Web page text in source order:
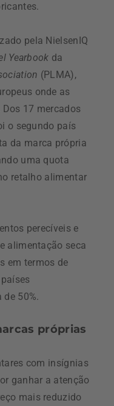
pela NielsenIQ
Yearbook da
(PLMA),
onde as
17 mercados
o segundo país
da marca própria
uma quota
retalho alimentar
perecíveis e
alimentação seca
em termos de
50%.
próprias
com insígnias
ganhar a atenção
mais reduzido